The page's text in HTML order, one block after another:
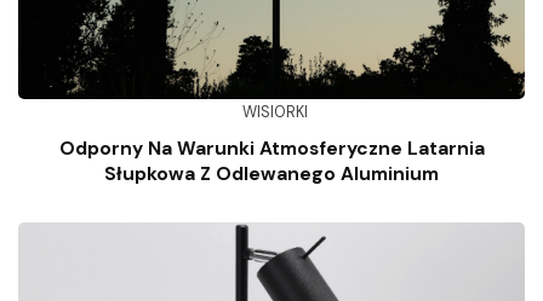
WISIORKI
Odporny Na Warunki Atmosferyczne Latarnia
Słupkowa Z Odlewanego Aluminium